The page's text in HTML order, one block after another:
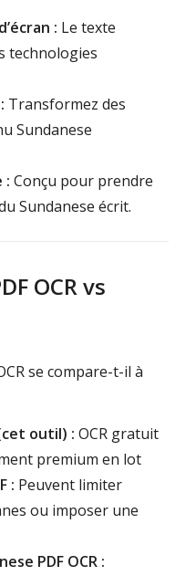
: Le texte
technologies
Transformez des
Sundanese
: Conçu pour prendre
Sundanese écrit.
OCR vs
se compare-t-il à
outil) : OCR gratuit
premium en lot
: Peuvent limiter
ou imposer une
PDF OCR :